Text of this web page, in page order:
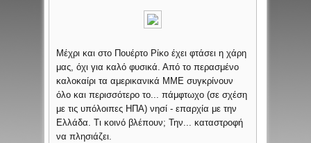
Μέχρι και στο Πουέρτο Ρίκο έχει φτάσει η χάρη
μας, όχι για καλό φυσικά. Από το περασμένο
καλοκαίρι τα αμερικανικά ΜΜΕ συγκρίνουν
όλο και περισσότερο το... πάμφτωχο (σε σχέση
με τις υπόλοιπες ΗΠΑ) νησί - επαρχία με την
Ελλάδα. Τι κοινό βλέπουν; Την... καταστροφή
να πλησιάζει.